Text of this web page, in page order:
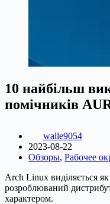
10 найбільш
помічників
walle9054
2023-08-22
Обзоры, Рабочее
Arch Linux виділяється
розроблюваний
характером.